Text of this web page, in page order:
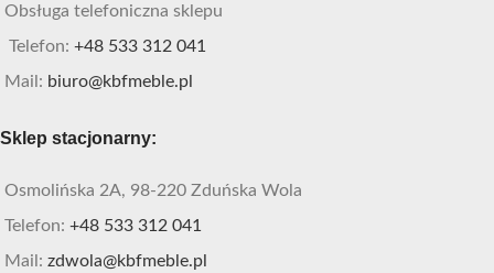
Obsługa telefoniczna sklepu
Telefon: +48 533 312 041
Mail: biuro@kbfmeble.pl
Sklep stacjonarny:
Osmolińska 2A, 98-220 Zduńska Wola
Telefon: +48 533 312 041
Mail: zdwola@kbfmeble.pl